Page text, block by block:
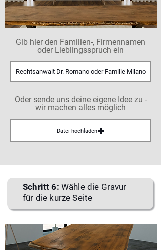
Gib hier den Familien-, Firmennamen
oder Lieblingsspruch ein
Oder sende uns deine eigene Idee zu -
wir machen alles möglich
Datei hochladen
Schritt 6: Wähle die Gravur
für die kurze Seite